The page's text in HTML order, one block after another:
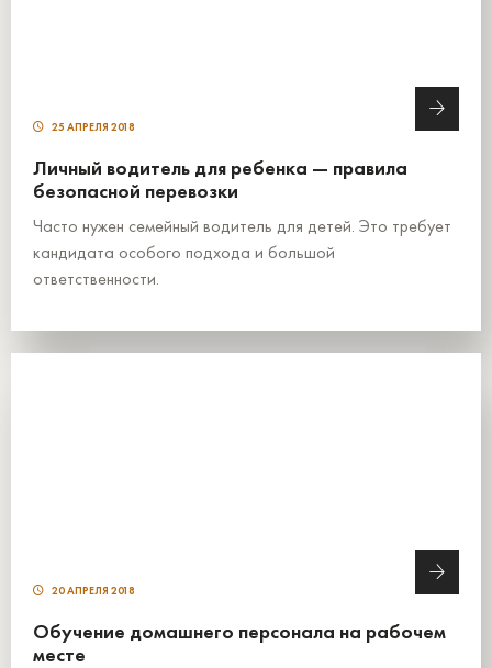
25 АПРЕЛЯ 2018
Личный водитель для ребенка — правила
безопасной перевозки
Часто нужен семейный водитель для детей. Это требует
кандидата особого подхода и большой
ответственности.
20 АПРЕЛЯ 2018
Обучение домашнего персонала на рабочем
месте